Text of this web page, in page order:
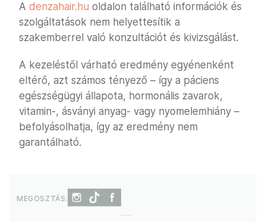
A denzahair.hu oldalon található információk és
szolgáltatások nem helyettesítik a
szakemberrel való konzultációt és kivizsgálást.
A kezeléstől várható eredmény egyénenként
eltérő, azt számos tényező – így a páciens
egészségügyi állapota, hormonális zavarok,
vitamin-, ásványi anyag- vagy nyomelemhiány –
befolyásolhatja, így az eredmény nem
garantálható.
MEGOSZTÁS: